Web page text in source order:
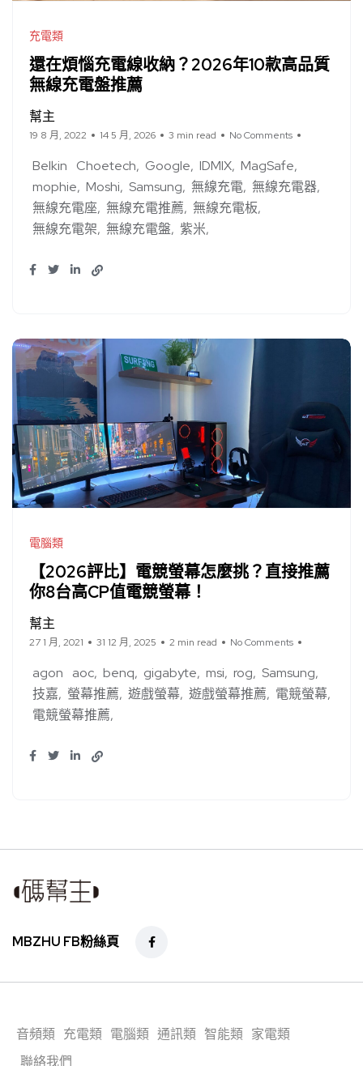
充電類
還在煩惱充電線收納？2026年10款高品質
無線充電盤推薦
幫主
19 8 月, 2022 14 5 月, 2026 3 min read No Comments
Belkin Choetech Google IDMIX MagSafe
mophie Moshi Samsung 無線充電 無線充電器
無線充電座 無線充電推薦
無線充電板
無線充電架
無線充電盤 紫米
電腦類
【2026評比】電競螢幕怎麼挑？直接推薦
你8台高CP值電競螢幕！
幫主
27 1 月, 2021 31 12 月, 2025 2 min read No Comments
agon aoc benq gigabyte msi rog Samsung
技嘉
螢幕推薦 遊戲螢幕 遊戲螢幕推薦
電競螢幕
電競螢幕推薦
MBZHU FB粉絲頁
音頻類 充電類 電腦類 通訊類 智能類 家電類
聯絡我們